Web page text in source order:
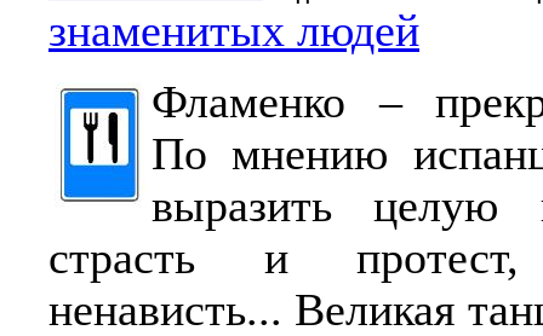
знаменитых людей
Фламенко –
По мнению
выразить целую
страсть и
ненависть... Великая